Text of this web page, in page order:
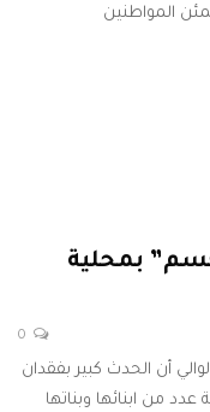
المواطنين
بمحلية
أن الحدث كبير بفقدان
عدد من ابنائها وبناتها